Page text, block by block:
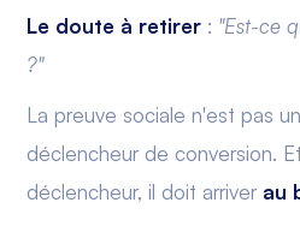
Le doute à retirer : "Est-ce
?"
La preuve sociale n'est pas
déclencheur de conversion.
déclencheur, il doit arriver au